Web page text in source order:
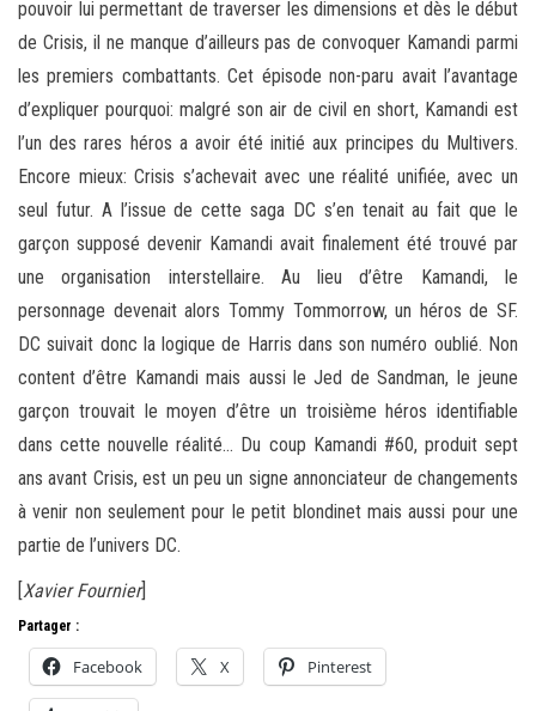
pouvoir lui permettant de traverser les dimensions et dès le début
de Crisis, il ne manque d’ailleurs pas de convoquer Kamandi parmi
les premiers combattants. Cet épisode non-paru avait l’avantage
d’expliquer pourquoi: malgré son air de civil en short, Kamandi est
l’un des rares héros a avoir été initié aux principes du Multivers.
Encore mieux: Crisis s’achevait avec une réalité unifiée, avec un
seul futur. A l’issue de cette saga DC s’en tenait au fait que le
garçon supposé devenir Kamandi avait finalement été trouvé par
une organisation interstellaire. Au lieu d’être Kamandi, le
personnage devenait alors Tommy Tommorrow, un héros de SF.
DC suivait donc la logique de Harris dans son numéro oublié. Non
content d’être Kamandi mais aussi le Jed de Sandman, le jeune
garçon trouvait le moyen d’être un troisième héros identifiable
dans cette nouvelle réalité… Du coup Kamandi #60, produit sept
ans avant Crisis, est un peu un signe annonciateur de changements
à venir non seulement pour le petit blondinet mais aussi pour une
partie de l’univers DC.
[Xavier Fournier]
Partager :
Facebook X Pinterest